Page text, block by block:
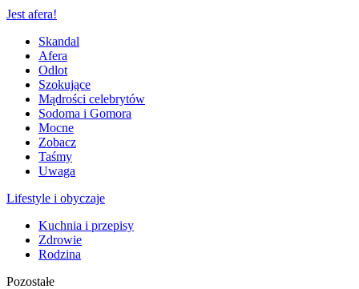
Jest afera!
Skandal
Afera
Odlot
Szokujące
Mądrości celebrytów
Sodoma i Gomora
Mocne
Zobacz
Taśmy
Uwaga
Lifestyle i obyczaje
Kuchnia i przepisy
Zdrowie
Rodzina
Pozostałe